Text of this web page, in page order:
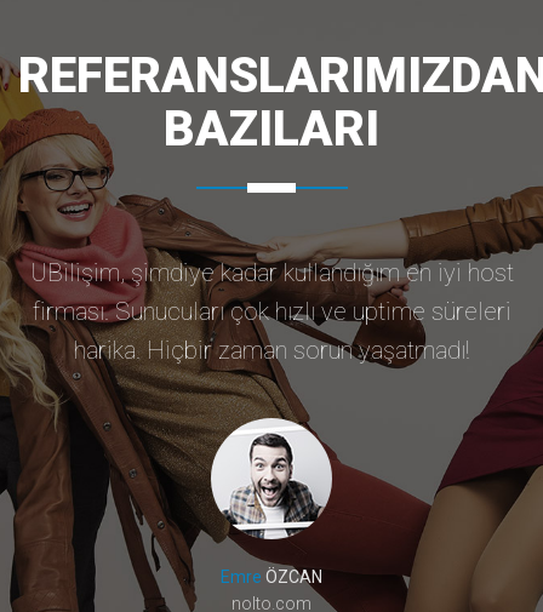
BAZILARI
UBilişim, şimdiye kadar kullandığım en iyi host
firması. Sunucuları çok hızlı ve uptime süreleri
harika. Hiçbir zaman sorun yaşatmadı!
Emre ÖZCAN
nolto.com